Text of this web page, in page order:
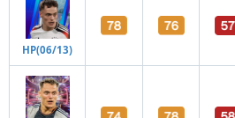
HP(06/13)